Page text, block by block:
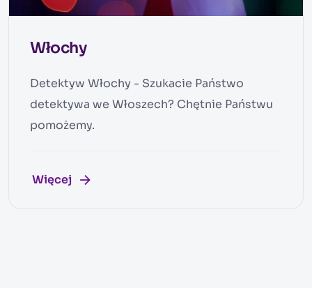
Włochy
Detektyw Włochy - Szukacie Państwo
detektywa we Włoszech? Chętnie Państwu
pomożemy.
Więcej